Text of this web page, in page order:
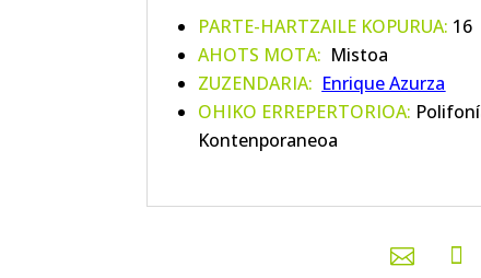
PARTE-HARTZAILE KOPURUA: 16
AHOTS MOTA: Mistoa
ZUZENDARIA: Enrique Azurza
OHIKO ERREPERTORIOA:
Kontenporaneoa
 